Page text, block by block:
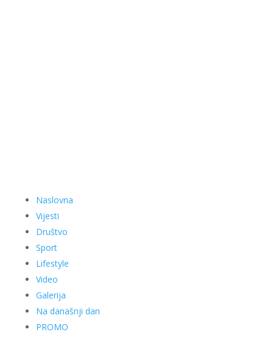
Naslovna
Vijesti
Društvo
Sport
Lifestyle
Video
Galerija
Na današnji dan
PROMO